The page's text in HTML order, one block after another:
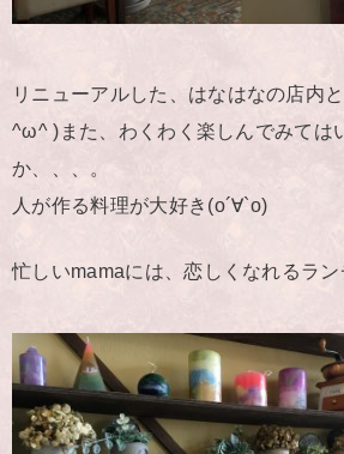
リニューアルした、はなはなの店内
^ω^ )また、わくわく楽しんでみては
か、、、。
人が作る料理が大好き(о´∀`о)
忙しいmamaには、恋しくなれるラン